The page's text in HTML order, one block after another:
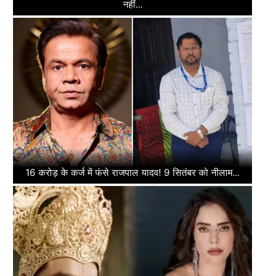
नहीं...
16 करोड़ के कर्ज में फंसे राजपाल यादव! 9 सितंबर को नीलाम...